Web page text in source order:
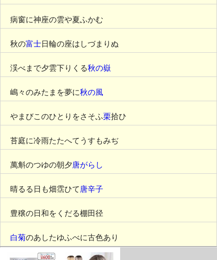
病窗に神座の雲や夏ふかむ
秋の富士日輪の座はしづまりぬ
渓べまで夕雲下りくる秋の嶽
嶋々のみたまを夢に秋の風
やまびこのひとりをさそふ栗拾ひ
苔庭に冷雨たたへてうすもみぢ
萬斛のつゆの朝夕唐がらし
晴るる日も畑霑ひて 唐辛子
豊穣の日和をくだる棚田径
白菊のあしたゆふべに古色あり